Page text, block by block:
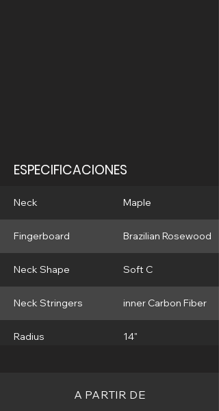
ESPECIFICACIONES
Neck Maple
Fingerboard Brazilian Rosewood
Neck Shape Soft C
Neck Stringers inner Carbon Fiber
Radius 14"
A PARTIR DE